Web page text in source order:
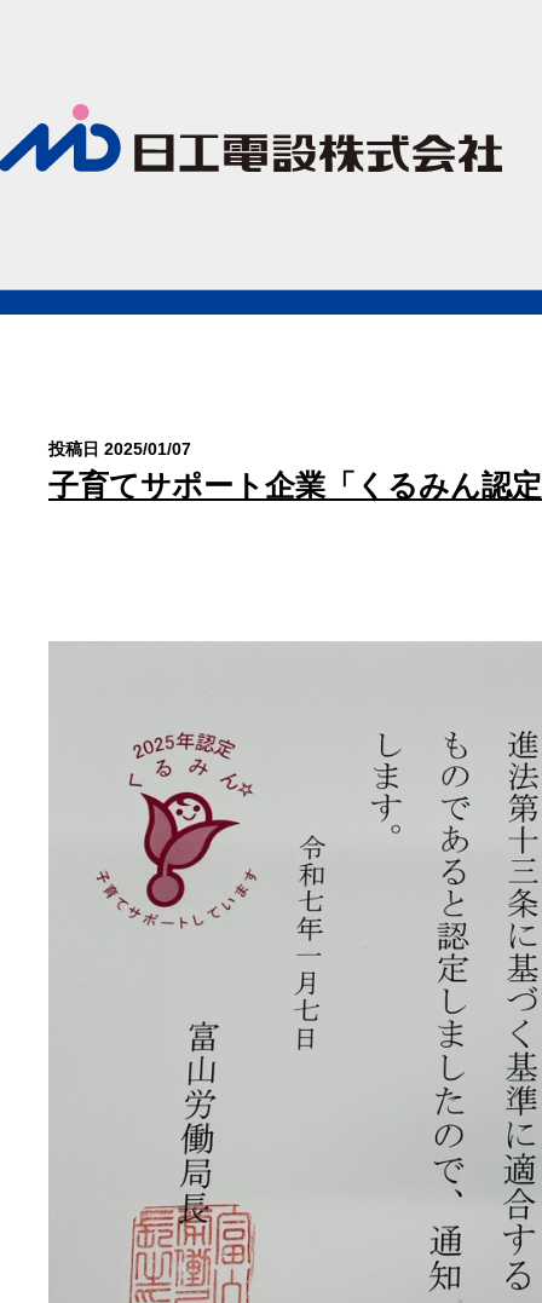
投稿日 2025/01/07
子育てサポート企業「くるみん認